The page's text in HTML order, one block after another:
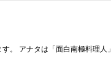
。 アナタは「面白南極料理人」